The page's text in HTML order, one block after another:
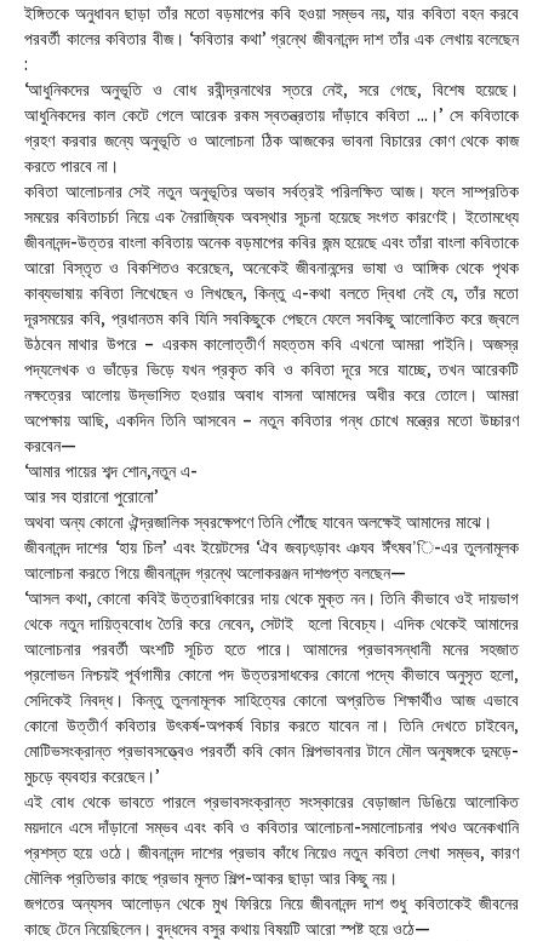
ইঙ্গিতকে অনুধাবন ছাড়া তাঁর মতো বড়মাপের কবি হওয়া সম্ভব নয়, যার কবিতা বহন করবে
পরবর্তী কালের কবিতার বীজ। ‘কবিতার কথা’ গ্রন্থে জীবনানন্দ দাশ তাঁর এক লেখায় বলেছেন
:
‘আধুনিকদের অনুভূতি ও বোধ রবীন্দ্রনাথের স্তরে নেই, সরে গেছে, বিশেষ হয়েছে।
আধুনিকদের কাল কেটে গেলে আরেক রকম স্বতন্ত্রতায় দাঁড়াবে কবিতা …।’ সে কবিতাকে
গ্রহণ করবার জন্যে অনুভূতি ও আলোচনা ঠিক আজকের ভাবনা বিচারের কোণ থেকে কাজ
করতে পারবে না।
কবিতা আলোচনার সেই নতুন অনুভূতির অভাব সর্বত্রই পরিলক্ষিত আজ। ফলে সাম্প্রতিক
সময়ের কবিতাচর্চা নিয়ে এক নৈরাজ্যিক অবস্থার সূচনা হয়েছে সংগত কারণেই। ইতোমধ্যে
জীবনানন্দ-উত্তর বাংলা কবিতায় অনেক বড়মাপের কবির জন্ম হয়েছে এবং তাঁরা বাংলা কবিতাকে
আরো বিস্তৃত ও বিকশিতও করেছেন, অনেকেই জীবনানন্দের ভাষা ও আঙ্গিক থেকে পৃথক
কাব্যভাষায় কবিতা লিখেছেন ও লিখছেন, কিন্তু এ-কথা বলতে দ্বিধা নেই যে, তাঁর মতো
দূরসময়ের কবি, প্রধানতম কবি যিনি সবকিছুকে পেছনে ফেলে সবকিছু আলোকিত করে জ্বলে
উঠবেন মাথার উপরে – এরকম কালোত্তীর্ণ মহত্তম কবি এখনো আমরা পাইনি। অজস্র
পদ্যলেখক ও ভাঁড়ের ভিড়ে যখন প্রকৃত কবি ও কবিতা দূরে সরে যাচ্ছে, তখন আরেকটি
নক্ষত্রের আলোয় উদ্ভাসিত হওয়ার অবাধ বাসনা আমাদের অধীর করে তোলে। আমরা
অপেক্ষায় আছি, একদিন তিনি আসবেন – নতুন কবিতার গন্ধ চোখে মন্ত্রের মতো উচ্চারণ
করবেন—
‘আমার পায়ের শব্দ শোন,নতুন এ-
আর সব হারানো পুরোনো’
অথবা অন্য কোনো ঐন্দ্রজালিক স্বরক্ষেপণে তিনি পৌঁছে যাবেন অলক্ষেই আমাদের মাঝে।
জীবনানন্দ দাশের ‘হায় চিল’ এবং ইয়েটসের ‘ঐব জবঢ়ৎড়াবং ঞযব ঈঁৎষব’ি-এর তুলনামূলক
আলোচনা করতে গিয়ে জীবনানন্দ গ্রন্থে অলোকরঞ্জন দাশগুপ্ত বলছেন—
‘আসল কথা, কোনো কবিই উত্তরাধিকারের দায় থেকে মুক্ত নন। তিনি কীভাবে ওই দায়ভাগ
থেকে নতুন দায়িত্ববোধ তৈরি করে নেবেন, সেটাই হলো বিবেচ্য। এদিক থেকেই আমাদের
আলোচনার পরবর্তী অংশটি সূচিত হতে পারে। আমাদের প্রভাবসন্ধানী মনের সহজাত
প্রলোভন নিশ্চয়ই পূর্বগামীর কোনো পদ উত্তরসাধকের কোনো পদ্যে কীভাবে অনুসৃত হলো,
সেদিকেই নিবদ্ধ। কিন্তু তুলনামূলক সাহিত্যের কোনো অপ্রতিভ শিক্ষার্থীও আজ এভাবে
কোনো উত্তীর্ণ কবিতার উৎকর্ষ-অপকর্ষ বিচার করতে যাবেন না। তিনি দেখতে চাইবেন,
মোটিভসংক্রান্ত প্রভাবসত্ত্বেও পরবর্তী কবি কোন শিল্পভাবনার টানে মৌল অনুষঙ্গকে দুমড়ে-
মুচড়ে ব্যবহার করেছেন।’
এই বোধ থেকে ভাবতে পারলে প্রভাবসংক্রান্ত সংস্কারের বেড়াজাল ডিঙিয়ে আলোকিত
ময়দানে এসে দাঁড়ানো সম্ভব এবং কবি ও কবিতার আলোচনা-সমালোচনার পথও অনেকখানি
প্রশস্ত হয়ে ওঠে। জীবনানন্দ দাশের প্রভাব কাঁধে নিয়েও নতুন কবিতা লেখা সম্ভব, কারণ
মৌলিক প্রতিভার কাছে প্রভাব মূলত শিল্প-আকর ছাড়া আর কিছু নয়।
জগতের অন্যসব আলোড়ন থেকে মুখ ফিরিয়ে নিয়ে জীবনানন্দ দাশ শুধু কবিতাকেই জীবনের
কাছে টেনে নিয়েছিলেন। বুদ্ধদেব বসুর কথায় বিষয়টি আরো স্পষ্ট হয়ে ওঠে—